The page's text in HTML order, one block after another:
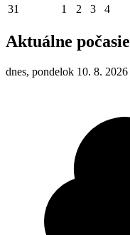
31
1 2 3 4
Aktuálne počasie
dnes, pondelok 10. 8. 2026